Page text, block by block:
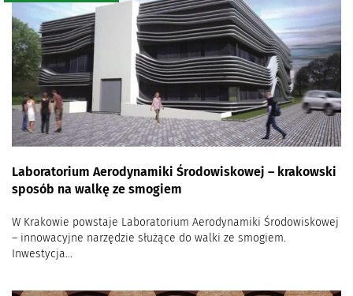
Laboratorium Aerodynamiki Środowiskowej – krakowski
sposób na walkę ze smogiem
W Krakowie powstaje Laboratorium Aerodynamiki Środowiskowej
– innowacyjne narzędzie służące do walki ze smogiem.
Inwestycja...